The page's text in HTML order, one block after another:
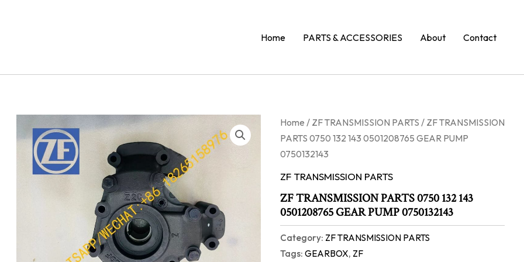
Home PARTS & ACCESSORIES About Contact
Home / ZF TRANSMISSION PARTS / ZF TRANSMISSION
PARTS 0750 132 143 0501208765 GEAR PUMP
0750132143
ZF TRANSMISSION PARTS
ZF TRANSMISSION PARTS 0750 132 143
0501208765 GEAR PUMP 0750132143
Category: ZF TRANSMISSION PARTS
Tags: GEARBOX, ZF